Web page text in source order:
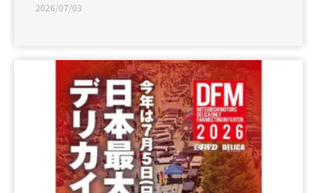
2026/07/03